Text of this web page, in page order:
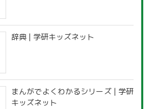
辞典 | 学研キッズネット
まんがでよくわかるシリーズ | 学研
キッズネット